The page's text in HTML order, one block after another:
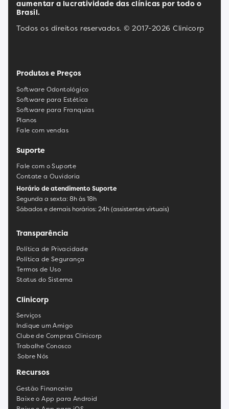
aumentar a lucratividade das clínicas por todo o
Brasil.
Todos os direitos reservados. © 2017-2026 Clinicorp
Produtos e Preços
Software Odontológico
Software para Estética
Software para Franquias
Planos
Fale com vendas
Suporte
Fale com o Suporte
Contate a Ouvidoria
Horário de atendimento Suporte
Segunda a sexta: 8h às 18h
Sábados e demais horários: 24h (assistentes virtuais)
Transparência
Política de Privacidade
Política de Segurança
Termos de Uso
Status do Sistema
Clinicorp
Serviços
Indique um Amigo
Clube de Compras Clinicorp
Trabalhe Conosco
Sobre Nós
Recursos
Gestão Financeira
Baixe o App para Android